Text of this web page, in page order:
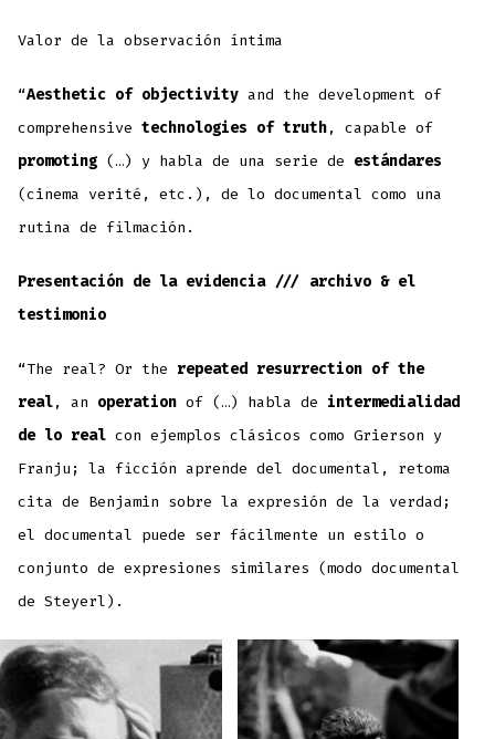
Valor de la observación íntima
“Aesthetic of objectivity and the development of
comprehensivetechnologies of truth, capable of
promoting (…) y habla de una serie de estándares
(cinema verité, etc.), de lo documental como una
rutina de filmación.
Presentación de la evidencia /// archivo & el
testimonio
“The real? Or the repeated resurrection of the
real, an operationof (…) habla de intermedialidad
de lo real con ejemplos clásicos como Grierson y
Franju; la ficción aprende del documental, retoma
cita de Benjamin sobre la expresión de la verdad;
el documental puede ser fácilmente un estilo o
conjunto de expresiones similares (modo documental
de Steyerl).